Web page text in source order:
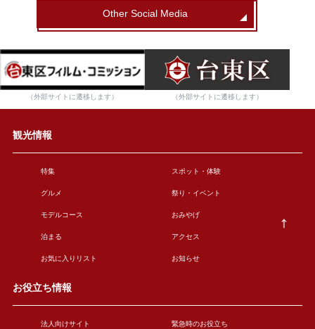
Other Social Media
（外部サイトに遷移します） （外部サイトに遷移します）
観光情報
特集 スポット・体験
グルメ 祭り・イベント
モデルコース おみやげ
泊まる アクセス
お気に入りリスト お知らせ
お役立ち情報
法人向けサイト 緊急時のお役立ち